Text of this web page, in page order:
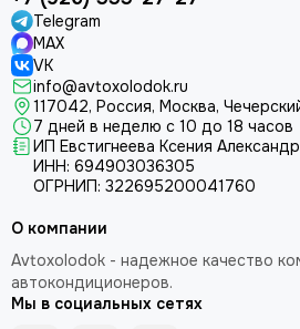
Telegram
MAX
VK
info@avtoxolodok.ru
117042, Россия, Москва,
7 дней в неделю с 10 до 18 часов
ИП Евстигнеева Ксения
ИНН: 694903036305
ОГРНИП: 322695200041760
О компании
Avtoxolodok - надежное качество
автокондиционеров.
Мы в социальных сетях